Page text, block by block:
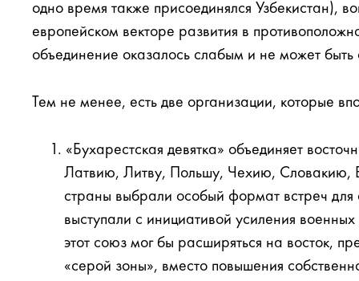
одно время также присоединялся Узбекистан),
европейском векторе развития в
объединение оказалось слабым и не может
Тем не менее, есть две организации, которые
«Бухарестская девятка» объединяет
Латвию, Литву, Польшу, Чехию, Словакию,
страны выбрали особый формат встреч
выступали с инициативой усиления
этот союз мог бы расширяться на восток,
«серой зоны», вместо повышения